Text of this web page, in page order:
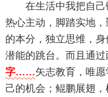
在生活中我把自
热心主动，脚踏实地
的本分，独立思维，
潜能的跳台。而且通过
字……矢志教育，唯
己的机会；鲲鹏展翅